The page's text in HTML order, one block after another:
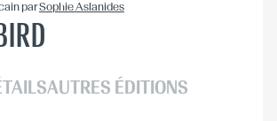
parSophie Aslanides
AUTRES ÉDITIONS